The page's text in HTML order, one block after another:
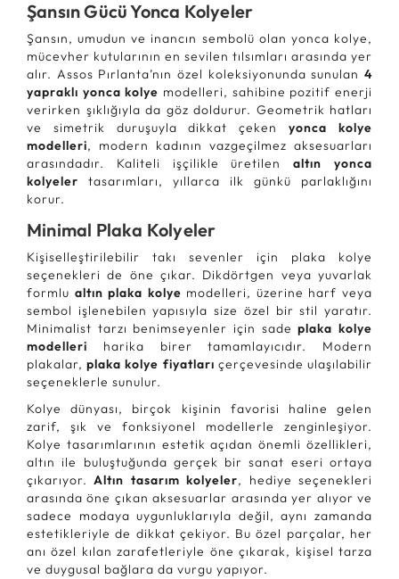
Şansın Gücü Yonca Kolyeler
Şansın, umudun ve inancın sembolü olan yonca kolye,
mücevher kutularının en sevilen tılsımları arasında yer
alır. Assos Pırlanta’nın özel koleksiyonunda sunulan 4
yapraklı yonca kolye modelleri, sahibine pozitif enerji
verirken şıklığıyla da göz doldurur. Geometrik hatları
ve simetrik duruşuyla dikkat çekenyonca kolye
modelleri, modern kadının vazgeçilmez aksesuarları
arasındadır. Kaliteli işçilikle üretilenaltın yonca
kolyeler tasarımları, yıllarca ilk günkü parlaklığını
korur.
Minimal Plaka Kolyeler
Kişiselleştirilebilir takı sevenler için plaka kolye
seçenekleri de öne çıkar. Dikdörtgen veya yuvarlak
formlu altın plaka kolye modelleri, üzerine harf veya
sembol işlenebilen yapısıyla size özel bir stil yaratır.
Minimalist tarzı benimseyenler için sadeplaka kolye
modelleri harika birer tamamlayıcıdır. Modern
plakalar,plaka kolye fiyatları çerçevesinde ulaşılabilir
seçeneklerle sunulur.
Kolye dünyası, birçok kişinin favorisi haline gelen
zarif, şık ve fonksiyonel modellerle zenginleşiyor.
Kolye tasarımlarının estetik açıdan önemli özellikleri,
altın ile buluştuğunda gerçek bir sanat eseri ortaya
çıkarıyor.Altın tasarım kolyeler, hediye seçenekleri
arasında öne çıkan aksesuarlar arasında yer alıyor ve
sadece modaya uygunluklarıyla değil, aynı zamanda
estetikleriyle de dikkat çekiyor. Bu özel parçalar, her
anı özel kılan zarafetleriyle öne çıkarak, kişisel tarza
ve duygusal bağlara da vurgu yapıyor.